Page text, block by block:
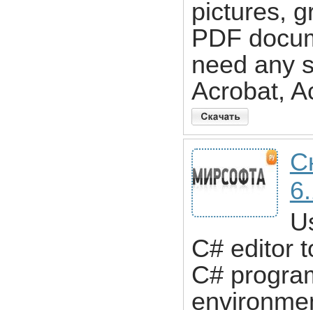
pictures,
PDF
need any
Acrobat,
C# editor
C#